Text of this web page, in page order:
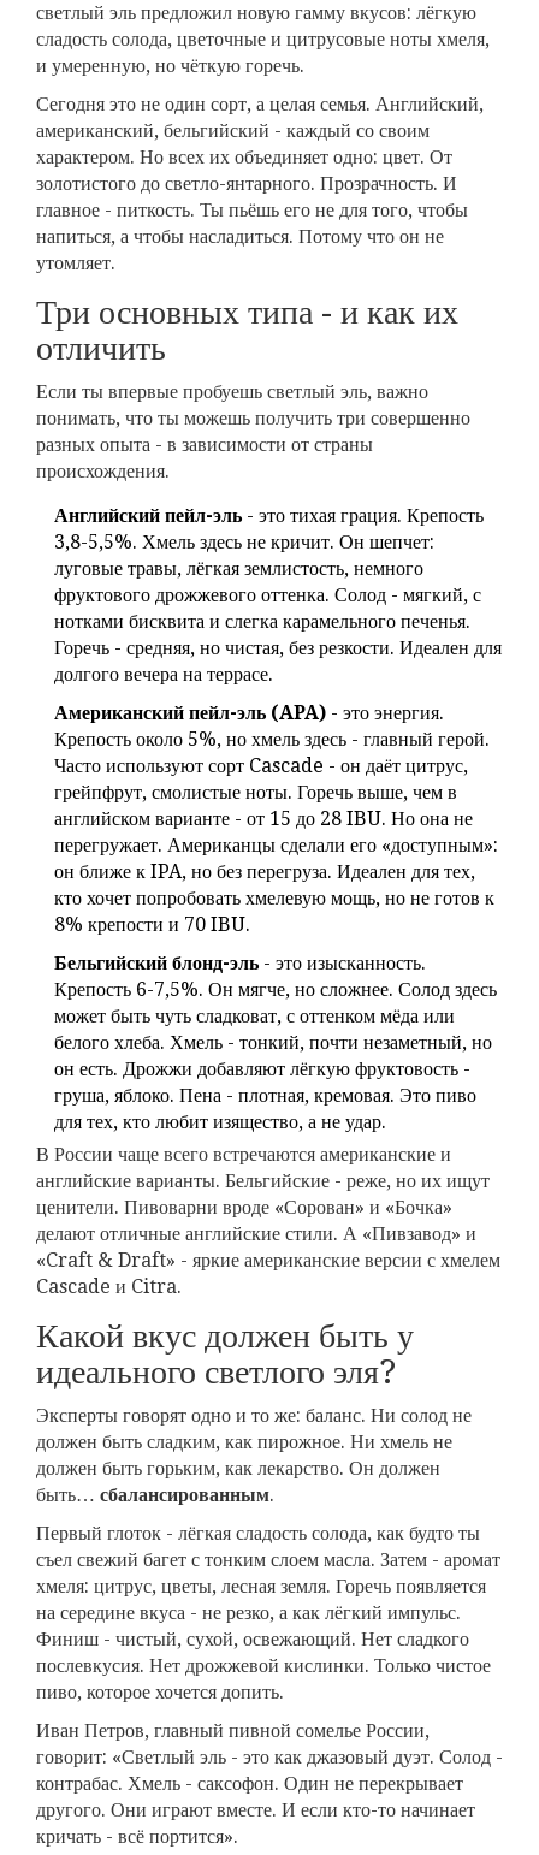
светлый эль предложил новую гамму вкусов: лёгкую
сладость солода, цветочные и цитрусовые ноты хмеля,
и умеренную, но чёткую горечь.
Сегодня это не один сорт, а целая семья. Английский,
американский, бельгийский - каждый со своим
характером. Но всех их объединяет одно: цвет. От
золотистого до светло-янтарного. Прозрачность. И
главное - питкость. Ты пьёшь его не для того, чтобы
напиться, а чтобы насладиться. Потому что он не
утомляет.
Три основных типа - и как их
отличить
Если ты впервые пробуешь светлый эль, важно
понимать, что ты можешь получить три совершенно
разных опыта - в зависимости от страны
происхождения.
Английский пейл-эль - это тихая грация. Крепость
3,8-5,5%. Хмель здесь не кричит. Он шепчет:
луговые травы, лёгкая землистость, немного
фруктового дрожжевого оттенка. Солод - мягкий, с
нотками бисквита и слегка карамельного печенья.
Горечь - средняя, но чистая, без резкости. Идеален для
долгого вечера на террасе.
Американский пейл-эль (APA) - это энергия.
Крепость около 5%, но хмель здесь - главный герой.
Часто используют сорт Cascade - он даёт цитрус,
грейпфрут, смолистые ноты. Горечь выше, чем в
английском варианте - от 15 до 28 IBU. Но она не
перегружает. Американцы сделали его «доступным»:
он ближе к IPA, но без перегруза. Идеален для тех,
кто хочет попробовать хмелевую мощь, но не готов к
8% крепости и 70 IBU.
Бельгийский блонд-эль - это изысканность.
Крепость 6-7,5%. Он мягче, но сложнее. Солод здесь
может быть чуть сладковат, с оттенком мёда или
белого хлеба. Хмель - тонкий, почти незаметный, но
он есть. Дрожжи добавляют лёгкую фруктовость -
груша, яблоко. Пена - плотная, кремовая. Это пиво
для тех, кто любит изящество, а не удар.
В России чаще всего встречаются американские и
английские варианты. Бельгийские - реже, но их ищут
ценители. Пивоварни вроде «Сорован» и «Бочка»
делают отличные английские стили. А «Пивзавод» и
«Craft & Draft» - яркие американские версии с хмелем
Cascade и Citra.
Какой вкус должен быть у
идеального светлого эля?
Эксперты говорят одно и то же: баланс. Ни солод не
должен быть сладким, как пирожное. Ни хмель не
должен быть горьким, как лекарство. Он должен
быть… сбалансированным.
Первый глоток - лёгкая сладость солода, как будто ты
съел свежий багет с тонким слоем масла. Затем - аромат
хмеля: цитрус, цветы, лесная земля. Горечь появляется
на середине вкуса - не резко, а как лёгкий импульс.
Финиш - чистый, сухой, освежающий. Нет сладкого
послевкусия. Нет дрожжевой кислинки. Только чистое
пиво, которое хочется допить.
Иван Петров, главный пивной сомелье России,
говорит: «Светлый эль - это как джазовый дуэт. Солод -
контрабас. Хмель - саксофон. Один не перекрывает
другого. Они играют вместе. И если кто-то начинает
кричать - всё портится».